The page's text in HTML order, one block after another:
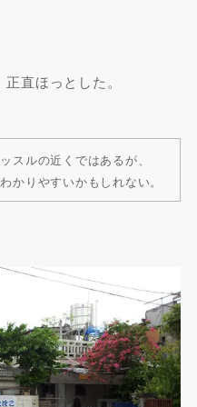
直ほっとした。
スルの近くではあるが、
かりやすいかもしれない。